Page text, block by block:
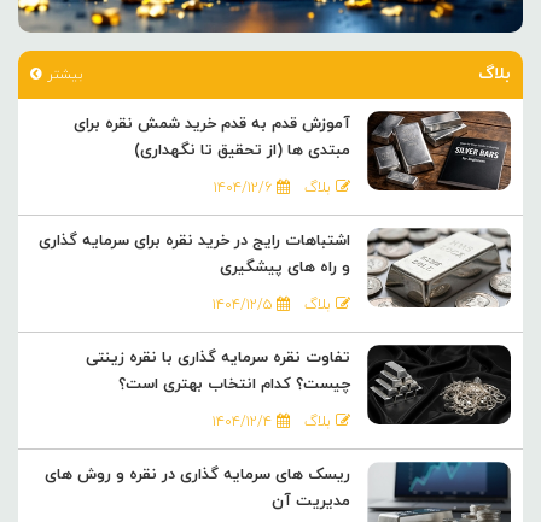
بلاگ بیشتر
آموزش قدم به قدم خرید شمش نقره برای
مبتدی ها (از تحقیق تا نگهداری)
بلاگ ۱۴۰۴/۱۲/۶
اشتباهات رایج در خرید نقره برای سرمایه گذاری
و راه های پیشگیری
بلاگ ۱۴۰۴/۱۲/۵
تفاوت نقره سرمایه گذاری با نقره زینتی
چیست؟ کدام انتخاب بهتری است؟
بلاگ ۱۴۰۴/۱۲/۴
ریسک های سرمایه گذاری در نقره و روش های
مدیریت آن